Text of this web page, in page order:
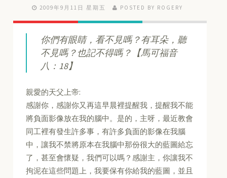
2009年9月11日 星期五 POSTED BY ROGERY
你們有眼睛，看不見嗎？有耳朵，聽
不見嗎？也記不得嗎？ 【馬可福音
八：18】
親愛的天父上帝:
感謝你，感謝你又再這早晨裡提醒我，提醒我不能
將負面影像放在我的腦中。是的，主呀，最近教會
同工裡有發生許多事，有許多負面的影像在我腦
中，讓我不禁將原本在我腦中那份很大的藍圖給忘
了，甚至會懷疑，我們可以嗎？感謝主，你讓我不
拘泥在這些問題上，我要保有你給我的藍圖，並且